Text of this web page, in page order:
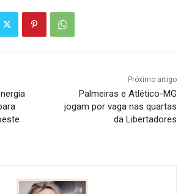
Próximo artigo
Palmeiras e Atlético-MG
jogam por vaga nas quartas
da Libertadores